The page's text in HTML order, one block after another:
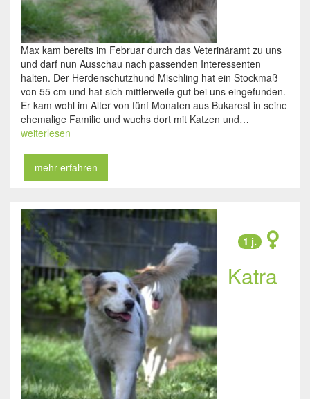
Max kam bereits im Februar durch das Veterinäramt zu uns
und darf nun Ausschau nach passenden Interessenten
halten. Der Herdenschutzhund Mischling hat ein Stockmaß
von 55 cm und hat sich mittlerweile gut bei uns eingefunden.
Er kam wohl im Alter von fünf Monaten aus Bukarest in seine
ehemalige Familie und wuchs dort mit Katzen und…
weiterlesen
mehr erfahren
1 j.
Katra